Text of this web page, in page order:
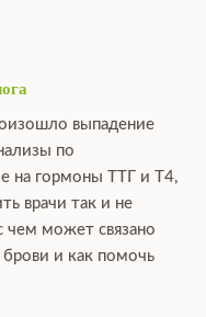
выпадение
по
на гормоны ТТГ и Т4,
врачи так и не
чем может связано
и как помочь